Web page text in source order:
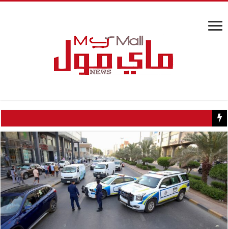
مفاجأة علمية.. علاج للكوليسترول يخلص الجسم من المواد السامة